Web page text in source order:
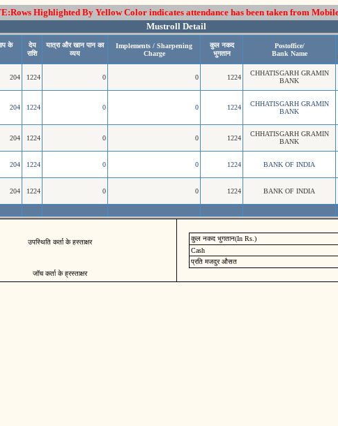
Highlighted By Yellow Color indicates attendance has been taken from
Mustroll Detail
के
देय
राशि
यात्रा और खान पान का
व्यय
Implements / Sharpening
Charge
कुल नकद
भुगतान
Postoffice/
Bank Name
204 1224 0 0 1224
CHHATISGARH GRAMIN
BANK
204 1224 0 0 1224
CHHATISGARH GRAMIN
BANK
204 1224 0 0 1224
CHHATISGARH GRAMIN
BANK
204 1224 0 0 1224 BANK OF INDIA
204 1224 0 0 1224 BANK OF INDIA
उपस्थिति कर्ता के हस्ताक्षर
जॉच कर्ता के ह्रस्ताक्षर
कुल नकद भुगतान(In Rs.)
Cash
प्रति मजदुर औसत